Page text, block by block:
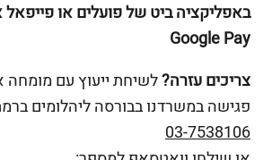
Google Pay
צריכים עזרה?לשיחת ייעוץ עם מומחה
פגישה במשרדנו בבורסה ליהלומים
03-7538106